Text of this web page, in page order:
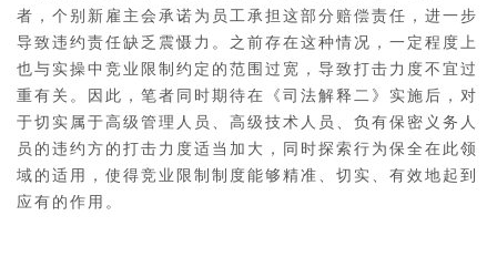
者，个别新雇主会承诺为员工承担这部分赔偿责任，进一步
导致违约责任缺乏震慑力。之前存在这种情况，一定程度上
也与实操中竞业限制约定的范围过宽，导致打击力度不宜过
重有关。因此，笔者同时期待在《司法解释二》实施后，对
于切实属于高级管理人员、高级技术人员、负有保密义务人
员的违约方的打击力度适当加大，同时探索行为保全在此领
域的适用，使得竞业限制制度能够精准、切实、有效地起到
应有的作用。